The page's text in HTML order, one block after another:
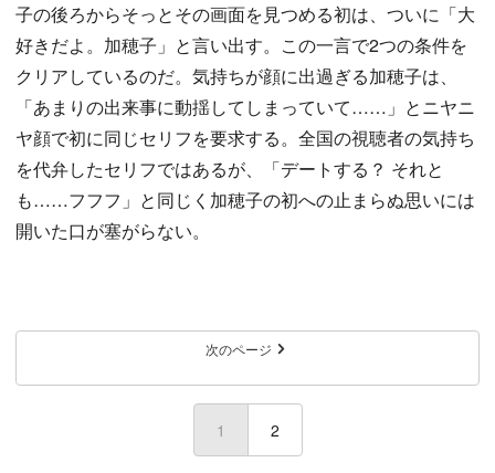
子の後ろからそっとその画面を見つめる初は、ついに「大
好きだよ。加穂子」と言い出す。この一言で2つの条件を
クリアしているのだ。気持ちが顔に出過ぎる加穂子は、
「あまりの出来事に動揺してしまっていて……」とニヤニ
ヤ顔で初に同じセリフを要求する。全国の視聴者の気持ち
を代弁したセリフではあるが、「デートする？ それと
も……フフフ」と同じく加穂子の初への止まらぬ思いには
開いた口が塞がらない。
次のページ
1 (current)
2